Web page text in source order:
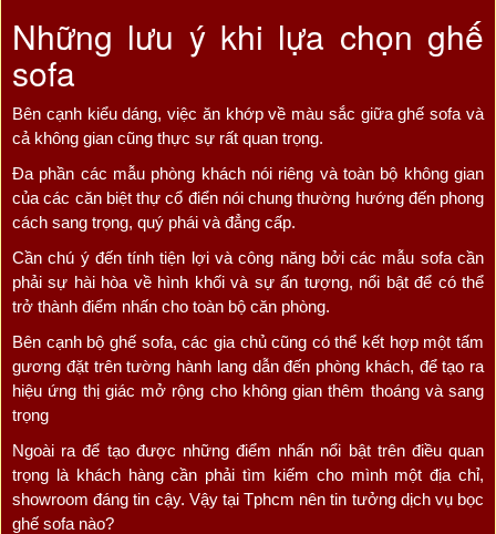
Những lưu ý khi lựa chọn ghế
sofa
Bên cạnh kiểu dáng, việc ăn khớp về màu sắc giữa ghế sofa và
cả không gian cũng thực sự rất quan trọng.
Đa phần các mẫu phòng khách nói riêng và toàn bộ không gian
của các căn biệt thự cổ điển nói chung thường hướng đến phong
cách sang trọng, quý phái và đẳng cấp.
Cần chú ý đến tính tiện lợi và công năng bởi các mẫu sofa cần
phải sự hài hòa về hình khối và sự ấn tượng, nổi bật để có thể
trở thành điểm nhấn cho toàn bộ căn phòng.
Bên cạnh bộ ghế sofa, các gia chủ cũng có thể kết hợp một tấm
gương đặt trên tường hành lang dẫn đến phòng khách, để tạo ra
hiệu ứng thị giác mở rộng cho không gian thêm thoáng và sang
trọng
Ngoài ra để tạo được những điểm nhấn nổi bật trên điều quan
trọng là khách hàng cần phải tìm kiếm cho mình một địa chỉ,
showroom đáng tin cậy. Vậy tại Tphcm nên tin tưởng dịch vụ bọc
ghế sofa nào?